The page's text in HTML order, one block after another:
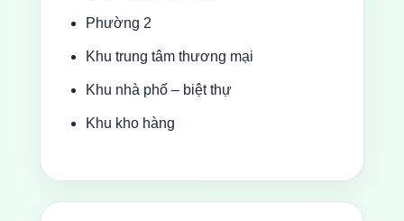
Phường 2
Khu trung tâm thương mại
Khu nhà phố – biệt thự
Khu kho hàng